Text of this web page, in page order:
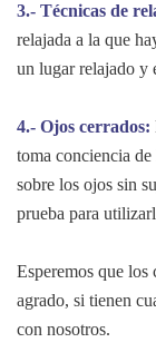
3.- Técnicas de
relajada a la que
un lugar relajado y
4.- Ojos cerrados:
toma conciencia
sobre los ojos sin
prueba para
Esperemos que los
agrado, si tienen
con nosotros.